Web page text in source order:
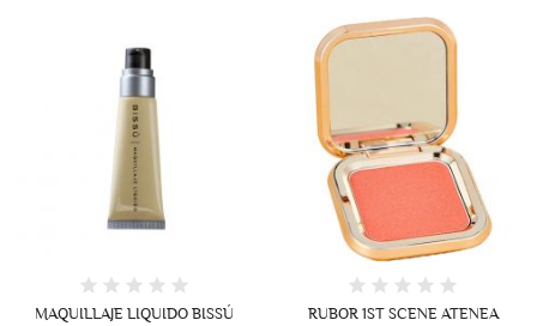
MAQUILLAJE LIQUIDO BISSÚ RUBOR 1ST SCENE ATENEA